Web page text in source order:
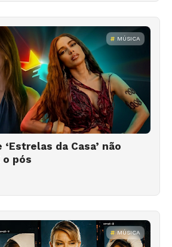
MÚSICA
da Casa’ não
o pós
MÚSICA